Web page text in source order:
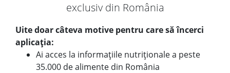
exclusiv din România
Uite doar câteva motive pentru care să încerci
aplicația:
Ai acces la informațiile nutriționale a peste
35.000 de alimente din România